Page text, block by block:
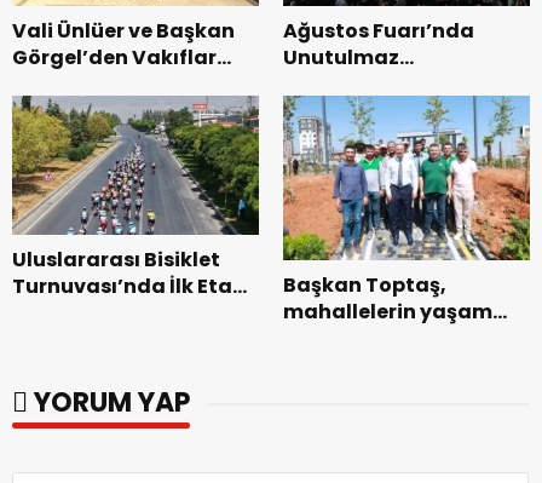
Vali Ünlüer ve Başkan
Görgel’den Vakıflar
ziyaret.
Ağustos Fuarı’nda
Unutulmaz
Uluslararası Bisiklet
Turnuvası’nda İlk Etap
Başkan Toptaş,
mahallelerin yaşam
YORUM YAP